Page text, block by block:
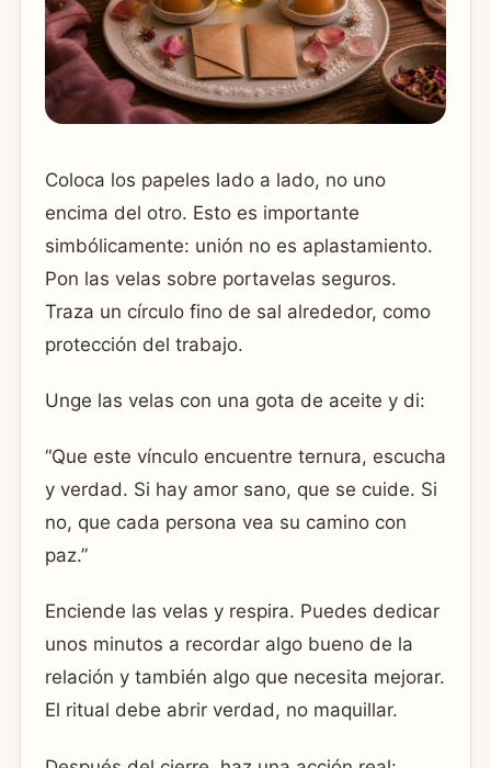
Coloca los papeles lado a lado, no uno
encima del otro. Esto es importante
simbólicamente: unión no es aplastamiento.
Pon las velas sobre portavelas seguros.
Traza un círculo fino de sal alrededor, como
protección del trabajo.
Unge las velas con una gota de aceite y di:
“Que este vínculo encuentre ternura, escucha
y verdad. Si hay amor sano, que se cuide. Si
no, que cada persona vea su camino con
paz.”
Enciende las velas y respira. Puedes dedicar
unos minutos a recordar algo bueno de la
relación y también algo que necesita mejorar.
El ritual debe abrir verdad, no maquillar.